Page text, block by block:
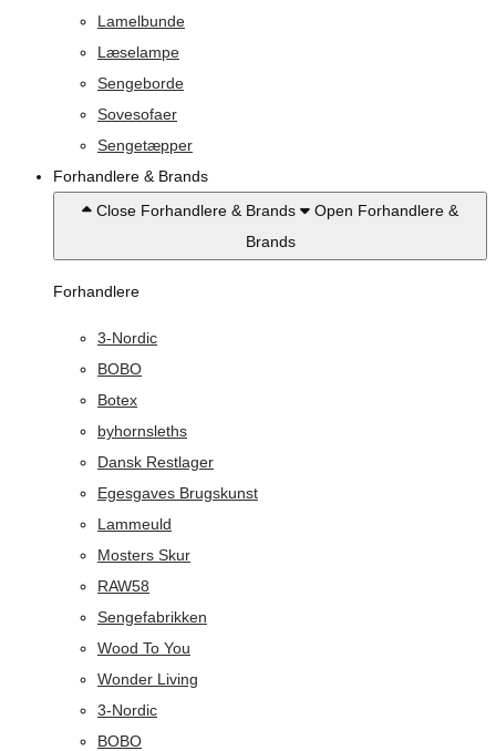
Lamelbunde
Læselampe
Sengeborde
Sovesofaer
Sengetæpper
Forhandlere & Brands
Close Forhandlere & Brands
Open Forhandlere &
Brands
Forhandlere
3-Nordic
BOBO
Botex
byhornsleths
Dansk Restlager
Egesgaves Brugskunst
Lammeuld
Mosters Skur
RAW58
Sengefabrikken
Wood To You
Wonder Living
3-Nordic
BOBO